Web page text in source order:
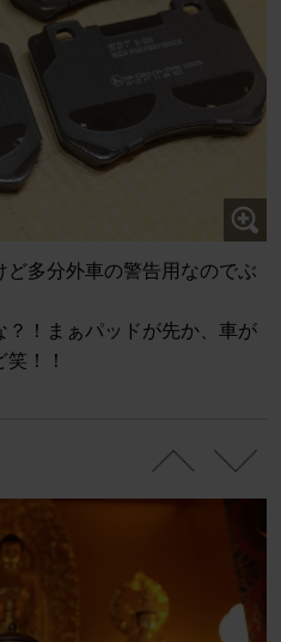
多分外車の警告用なのでぶ
？！まぁパッドが先か、車が
！！